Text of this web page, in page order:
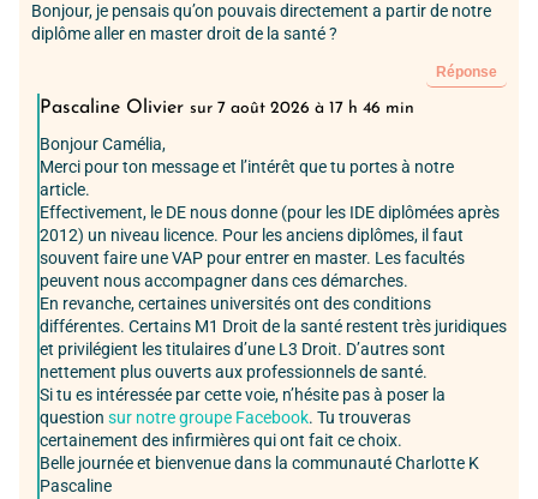
Bonjour, je pensais qu’on pouvais directement a partir de notre
diplôme aller en master droit de la santé ?
Réponse
Pascaline Olivier sur 7 août 2026 à 17 h 46 min
Bonjour Camélia,
Merci pour ton message et l’intérêt que tu portes à notre
article.
Effectivement, le DE nous donne (pour les IDE diplômées après
2012) un niveau licence. Pour les anciens diplômes, il faut
souvent faire une VAP pour entrer en master. Les facultés
peuvent nous accompagner dans ces démarches.
En revanche, certaines universités ont des conditions
différentes. Certains M1 Droit de la santé restent très juridiques
et privilégient les titulaires d’une L3 Droit. D’autres sont
nettement plus ouverts aux professionnels de santé.
Si tu es intéressée par cette voie, n’hésite pas à poser la
question sur notre groupe Facebook. Tu trouveras
certainement des infirmières qui ont fait ce choix.
Belle journée et bienvenue dans la communauté Charlotte K
Pascaline